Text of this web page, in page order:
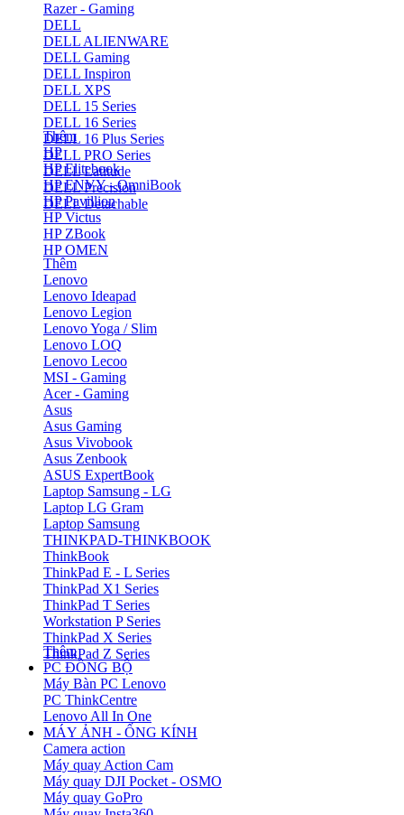
Razer - Gaming
DELL
DELL ALIENWARE
DELL Gaming
DELL Inspiron
DELL XPS
DELL 15 Series
DELL 16 Series
DELL 16 Plus Series
DELL PRO Series
DELL Latitude
DELL Precision
DELL Detachable
Thêm
HP
HP Elitebook
HP ENVY - OmniBook
HP Pavillion
HP Victus
HP ZBook
HP OMEN
Thêm
Lenovo
Lenovo Ideapad
Lenovo Legion
Lenovo Yoga / Slim
Lenovo LOQ
Lenovo Lecoo
MSI - Gaming
Acer - Gaming
Asus
Asus Gaming
Asus Vivobook
Asus Zenbook
ASUS ExpertBook
Laptop Samsung - LG
Laptop LG Gram
Laptop Samsung
THINKPAD-THINKBOOK
ThinkBook
ThinkPad E - L Series
ThinkPad X1 Series
ThinkPad T Series
Workstation P Series
ThinkPad X Series
ThinkPad Z Series
Thêm
PC ĐỒNG BỘ
Máy Bàn PC Lenovo
PC ThinkCentre
Lenovo All In One
MÁY ẢNH - ỐNG KÍNH
Camera action
Máy quay Action Cam
Máy quay DJI Pocket - OSMO
Máy quay GoPro